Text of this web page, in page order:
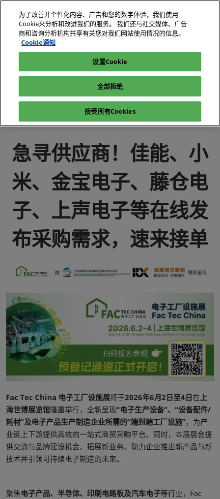
2026年10月27-29日
深圳国际会展中心（宝安）
电子展|绿色工厂展|电子工厂设施展
电子展|绿色工厂展-展会新闻-电子工厂设施展
3
急寻供应商！佳能、小米、金宝电子、藤仓电子、上声电子等在
线发布采购需求，速来接单
急寻供应商！佳能、小
米、金宝电子、藤仓电
子、上声电子等在线发
布采购需求，速来接单
Fac Tec China 电子工厂设施展将于2026年6月2日至4日在上
海世博展览馆隆重举行，全新呈现“电子生产设备”、“设备配件/
耗材”及电子产品生产制造企业所需的“端到端工厂设施”，为产
业链上下游提供高效的一站式商贸采购平台。同时，本届展会提
供交流与品牌建设机会、拓展新业务、助力企业推出新产品与新
技术并引领可持续电子制造的未来。
聚焦电子产品、半导体、印刷电路板及汽车电子等行业，Fac
为了改善并个性化内容、广告和您的数字体验，我们使用
Cookie来分析和改进我们的服务。 我们还与社交媒体、广告
商和咨询分析机构共享有关您对我们网站使用情况的信息。
Cookie通知
设置Cookie
全部拒绝
接受所有Cookies